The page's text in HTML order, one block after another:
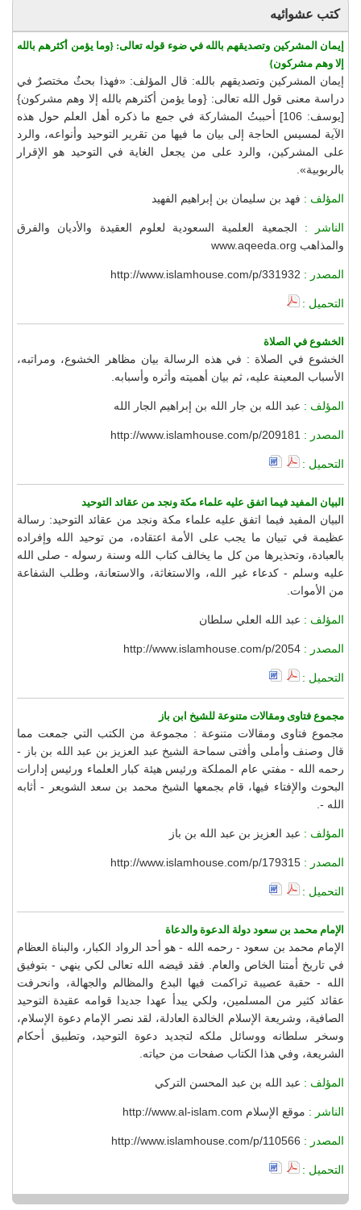
كتب عشوائيه
إيمان المشركين وتصديقهم بالله في ضوء قوله تعالى: {وما يؤمن أكثرهم بالله
إلا وهم مشركون}
إيمان المشركين وتصديقهم بالله: قال المؤلف: «فهذا بحثٌ مختصرٌ في
دراسة معنى قول الله تعالى: {وما يؤمن أكثرهم بالله إلا وهم مشركون}
[يوسف: 106] أحببتُ المشاركة في جمع ما ذكره أهل العلم حول هذه
الآية لمسيس الحاجة إلى بيان ما فيها من تقرير التوحيد وأنواعه، والرد
على المشركين، والرد على من يجعل الغاية في التوحيد هو الإقرار
بالربوبية».
المؤلف : فهد بن سليمان بن إبراهيم الفهيد
الناشر : الجمعية العلمية السعودية لعلوم العقيدة والأديان والفرق
والمذاهب www.aqeeda.org
المصدر : http://www.islamhouse.com/p/331932
التحميل :
الخشوع في الصلاة
الخشوع في الصلاة : في هذه الرسالة بيان مظاهر الخشوع، ومراتبه،
الأسباب المعينة عليه، ثم بيان أهميته وأثره وأسبابه.
المؤلف : عبد الله بن جار الله بن إبراهيم الجار الله
المصدر : http://www.islamhouse.com/p/209181
التحميل :
البيان المفيد فيما اتفق عليه علماء مكة ونجد من عقائد التوحيد
البيان المفيد فيما اتفق عليه علماء مكة ونجد من عقائد التوحيد: رسالة
عظيمة في تبيان ما يجب على الأمة اعتقاده، من توحيد الله وإفراده
بالعبادة، وتحذيرها من كل ما يخالف كتاب الله وسنة رسوله - صلى الله
عليه وسلم - كدعاء غير الله، والاستغاثة، والاستعانة، وطلب الشفاعة
من الأموات.
المؤلف : عبد الله العلي سلطان
المصدر : http://www.islamhouse.com/p/2054
التحميل :
مجموع فتاوى ومقالات متنوعة للشيخ ابن باز
مجموع فتاوى ومقالات متنوعة : مجموعة من الكتب التي جمعت مما
قال وصنف وأملى وأفتى سماحة الشيخ عبد العزيز بن عبد الله بن باز -
رحمه الله - مفتي عام المملكة ورئيس هيئة كبار العلماء ورئيس إدارات
البحوث والإفتاء فيها، قام بجمعها الشيخ محمد بن سعد الشويعر - أثابه
الله -.
المؤلف : عبد العزيز بن عبد الله بن باز
المصدر : http://www.islamhouse.com/p/179315
التحميل :
الإمام محمد بن سعود دولة الدعوة والدعاة
الإمام محمد بن سعود - رحمه الله - هو أحد الرواد الكبار، والبناة العظام
في تاريخ أمتنا الخاص والعام. فقد قيضه الله تعالى لكي ينهي - بتوفيق
الله - حقبة عصيبة تراكمت فيها البدع والمظالم والجهالة، وانحرفت
عقائد كثير من المسلمين، ولكي يبدأ عهدا جديدا قوامه عقيدة التوحيد
الصافية، وشريعة الإسلام الخالدة العادلة، لقد نصر الإمام دعوة الإسلام،
وسخر سلطانه ووسائل ملكه لتجديد دعوة التوحيد، وتطبيق أحكام
الشريعة، وفي هذا الكتاب صفحات من حياته.
المؤلف : عبد الله بن عبد المحسن التركي
الناشر : موقع الإسلام http://www.al-islam.com
المصدر : http://www.islamhouse.com/p/110566
التحميل :